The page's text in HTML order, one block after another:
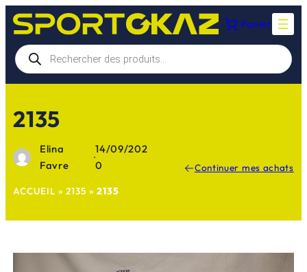
Aller
au
contenu
Panier
Recherche
de
produits
2135
Elina
Favre
·
14/09/202
0
Continuer mes achats
ACCUEIL » 2135 » 2135